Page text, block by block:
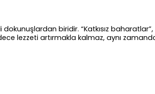
biridir. “Katkısız
lezzeti artırmakla kalmaz, aynı